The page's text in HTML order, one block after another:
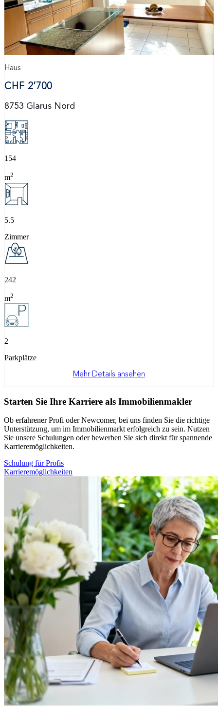
Haus
CHF 2’700
8753 Glarus Nord
154
m2
5.5
Zimmer
242
m2
2
Parkplätze
Mehr Details ansehen
Starten Sie Ihre Karriere als Immobilienmakler
Ob erfahrener Profi oder Newcomer, bei uns finden Sie die richtige
Unterstützung, um im Immobilienmarkt erfolgreich zu sein. Nutzen
Sie unsere Schulungen oder bewerben Sie sich direkt für spannende
Karrieremöglichkeiten.
Schulung für Profis
Karrieremöglichkeiten